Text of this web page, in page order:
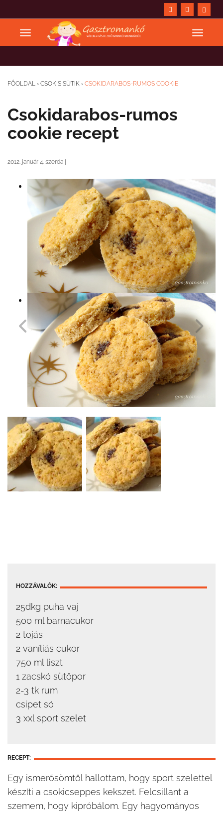
FŐOLDAL › CSOKIS SÜTIK › CSOKIDARABOS-RUMOS COOKIE
Csokidarabos-rumos
cookie recept
2012. január 4. szerda |
HOZZÁVALÓK:
25dkg puha vaj
500 ml barnacukor
2 tojás
2 vaníliás cukor
750 ml liszt
1 zacskó sütőpor
2-3 tk rum
csipet só
3 xxl sport szelet
RECEPT:
Egy ismerősömtől hallottam, hogy sport szelettel
készíti a csokicseppes kekszet. Felcsillant a
szemem, hogy kipróbálom. Egy hagyományos